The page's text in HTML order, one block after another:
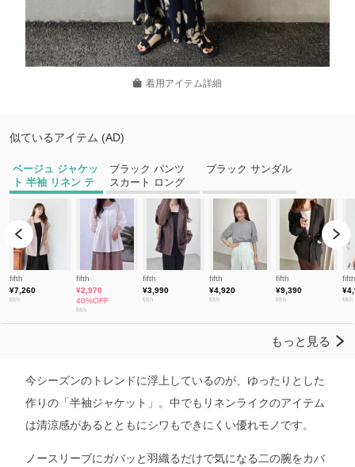
着用アイテム詳細
今シーズンのトレンドに浮上しているのが、ゆったりとした
作りの「半袖ジャケット」。中でもリネンライクのアイテム
は清涼感があるとともにシワもできにくい優れモノです。
ノースリーブにガバッと羽織るだけで気になる二の腕をカバ